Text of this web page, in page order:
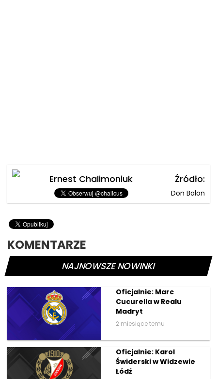
Ernest Chalimoniuk Źródło:
Don Balon
KOMENTARZE
NAJNOWSZE NOWINKI
Oficjalnie: Marc
Cucurella w Realu
Madryt
2 miesiące temu
Oficjalnie: Karol
Świderski w Widzewie
Łódź